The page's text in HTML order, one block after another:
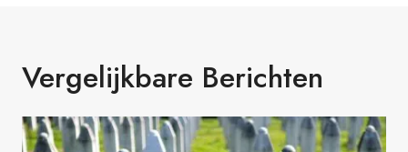
Vergelijkbare Berichten